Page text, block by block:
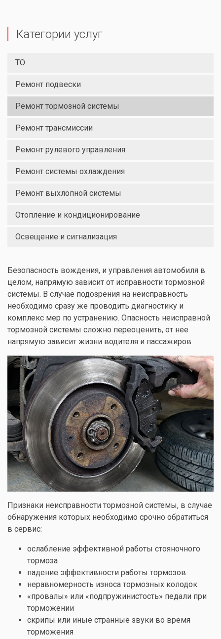
Категории услуг
ТО
Ремонт подвески
Ремонт тормозной системы
Ремонт трансмиссии
Ремонт рулевого управления
Ремонт системы охлаждения
Ремонт выхлопной системы
Отопление и кондиционирование
Освещение и сигнализация
Безопасность вождения, и управления автомобиля в
целом, напрямую зависит от исправности тормозной
системы. В случае подозрения на неисправность
необходимо сразу же проводить диагностику и
комплекс мер по устранению. Опасность неисправной
тормозной системы сложно переоценить, от нее
напрямую зависит жизни водителя и пассажиров.
Признаки неисправности тормозной системы, в случае
обнаружения которых необходимо срочно обратиться
в сервис:
ослабление эффективной работы стояночного
тормоза
падение эффективности работы тормозов
неравномерность износа тормозных колодок
«провалы» или «подпружинистость» педали при
торможении
скрипы или иные странные звуки во время
торможения